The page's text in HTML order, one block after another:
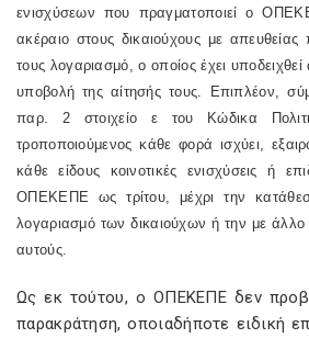
ενισχύσεων που πραγματοποιεί ο
ακέραιο στους δικαιούχους με
τους λογαριασμό, ο οποίος έχει
υποβολή της αίτησής τους. Επιπλέον,
παρ. 2 στοιχείο ε του Κώδικα
τροποποιούμενος κάθε φορά ισχύει,
κάθε είδους κοινοτικές ενισχύσεις ή
ΟΠΕΚΕΠΕ ως τρίτου, μέχρι την
λογαριασμό των δικαιούχων ή την με
αυτούς.
Ως εκ τούτου, ο ΟΠΕΚΕΠΕ δεν
παρακράτηση, οποιαδήποτε ειδική